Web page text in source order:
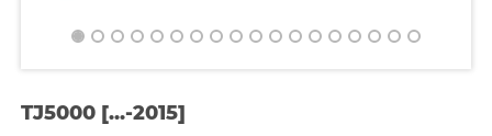
TJ5000 [...-2015]